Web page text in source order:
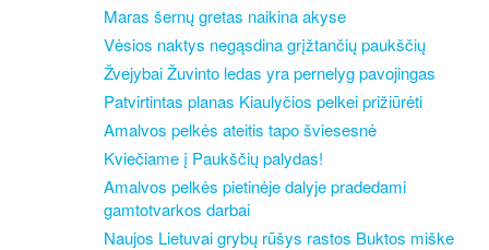
Maras šernų gretas naikina akyse
Vėsios naktys negąsdina grįžtančių paukščių
Žvejybai Žuvinto ledas yra pernelyg pavojingas
Patvirtintas planas Kiaulyčios pelkei prižiūrėti
Amalvos pelkės ateitis tapo šviesesnė
Kviečiame į Paukščių palydas!
Amalvos pelkės pietinėje dalyje pradedami
gamtotvarkos darbai
Naujos Lietuvai grybų rūšys rastos Buktos miške